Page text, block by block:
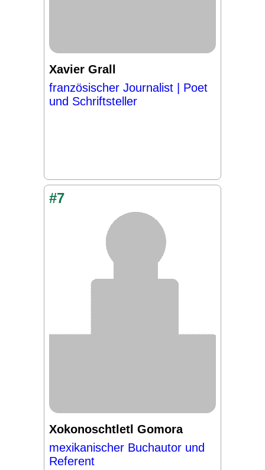
Xavier Grall
französischer Journalist | Poet
und Schriftsteller
#7
Xokonoschtletl Gomora
mexikanischer Buchautor und
Referent